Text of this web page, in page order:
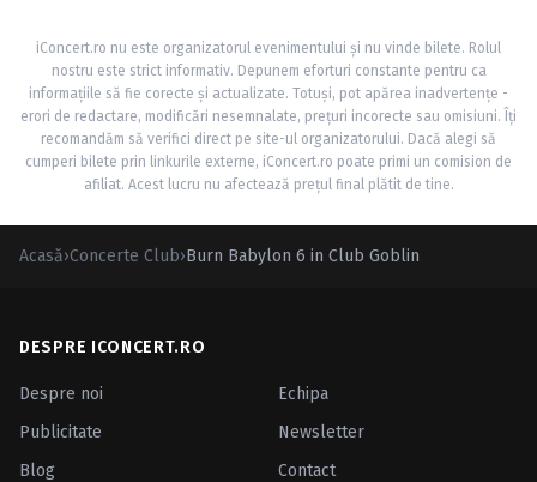
iConcert.ro nu este organizatorul evenimentului și nu vinde bilete. Rolul
nostru este strict informativ. Depunem eforturi constante pentru ca
informațiile să fie corecte și actualizate. Totuși, pot apărea inadvertențe -
erori de redactare, modificări nesemnalate, prețuri incorecte sau omisiuni. Îți
recomandăm să verifici direct pe site-ul organizatorului. Dacă alegi să
cumperi bilete prin linkurile externe, iConcert.ro poate primi un comision de
afiliat. Acest lucru nu afectează prețul final plătit de tine.
Acasă›Concerte Club›Burn Babylon 6 in Club Goblin
DESPRE ICONCERT.RO
Despre noi
Echipa
Publicitate
Newsletter
Blog
Contact